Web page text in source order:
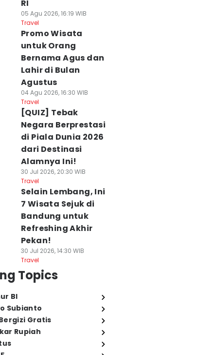
RI
05 Agu 2026, 16:19 WIB
Travel
Promo Wisata
untuk Orang
Bernama Agus dan
Lahir di Bulan
Agustus
04 Agu 2026, 16:30 WIB
Travel
[QUIZ] Tebak
Negara Berprestasi
di Piala Dunia 2026
dari Destinasi
Alamnya Ini!
30 Jul 2026, 20:30 WIB
Travel
Selain Lembang, Ini
7 Wisata Sejuk di
Bandung untuk
Refreshing Akhir
Pekan!
30 Jul 2026, 14:30 WIB
Travel
Topics
BI
Subianto
Gratis
Rupiah